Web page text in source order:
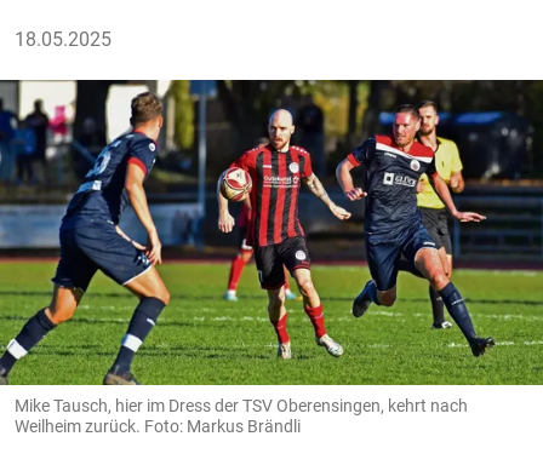
18.05.2025
Mike Tausch, hier im Dress der TSV Oberensingen, kehrt nach
Weilheim zurück. Foto: Markus Brändli